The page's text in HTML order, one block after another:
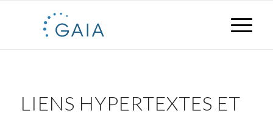
LIENS HYPERTEXTES ET